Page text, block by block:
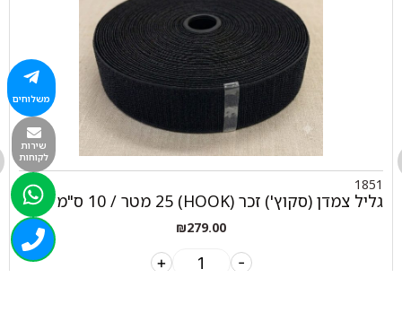
1851
גליל צמדן (סקוץ') זכר (HOOK) 25 מטר / 10 ס"מ
₪279.00
-
+
משלוחים
שירות
לקוחות